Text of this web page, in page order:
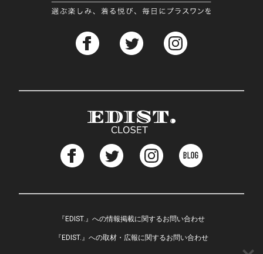
『EDIST.』への情報掲載に関するお問い合わせ
『EDIST.』への取材・広報に関するお問い合わせ